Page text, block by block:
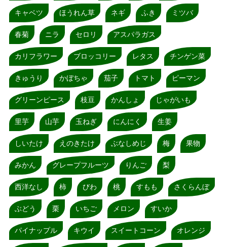
キャベツ ほうれん草 ネギ ふき ミツバ
春菊 ニラ セロリ アスパラガス
カリフラワー ブロッコリー レタス チンゲン菜
きゅうり かぼちゃ 茄子 トマト ピーマン
グリーンピース 枝豆 かんしょ じゃがいも
里芋 山芋 玉ねぎ にんにく 生姜
しいたけ えのきたけ ぶなしめじ 梅 果物
みかん グレープフルーツ りんご 梨
西洋なし 柿 びわ 桃 すもも さくらんぼ
ぶどう 栗 いちご メロン すいか
パイナップル キウイ スイートコーン オレンジ